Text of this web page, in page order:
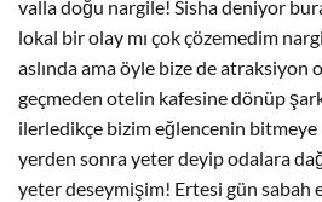
valla doğu nargile! Sisha deniyor
lokal bir olay mı çok çözemedim
aslında ama öyle bize de atraksiyon
geçmeden otelin kafesine dönüp
ilerledikçe bizim eğlencenin bitmeye
yerden sonra yeter deyip odalara
yeter deseymişim! Ertesi gün sabah